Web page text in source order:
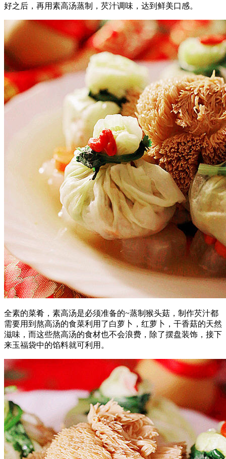
好之后，再用素高汤蒸制，芡汁调味，达到鲜美口感。
全素的菜肴，素高汤是必须准备的~蒸制猴头菇，制作芡汁都
需要用到熬高汤的食菜利用了白萝卜，红萝卜，干香菇的天然
滋味，而这些熬高汤的食材也不会浪费，除了摆盘装饰，接下
来玉福袋中的馅料就可利用。